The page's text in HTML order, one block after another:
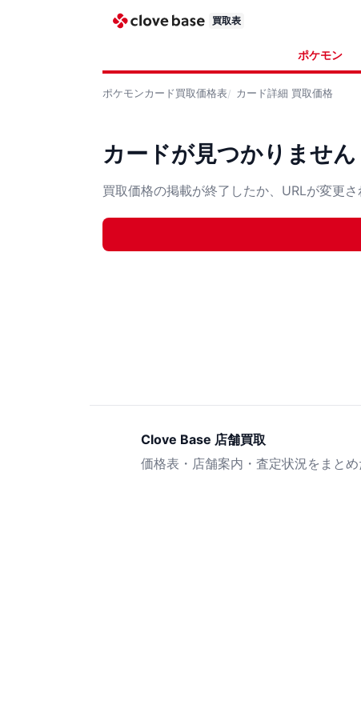
買取表
ポケモン
ポケモンカード買取価格表 カード詳細 買取価格
カードが見つかりません
買取価格の掲載が終了したか、URLが変更さ
Clove Base 店舗買取
価格表・店舗案内・査定状況をまとめ